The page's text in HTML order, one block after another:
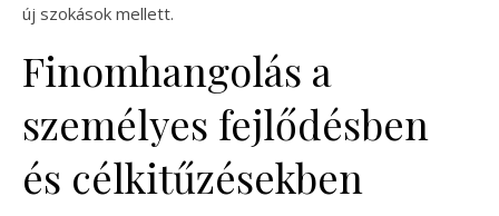
új szokások mellett.
Finomhangolás a
személyes fejlődésben
és célkitűzésekben